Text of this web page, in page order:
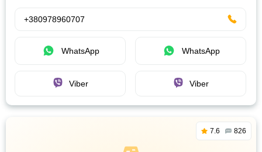
+380978960707
WhatsApp WhatsApp
Viber Viber
7.6 826